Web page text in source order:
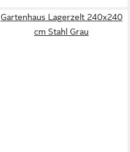
Gartenhaus Lagerzelt 240x240
cm Stahl Grau